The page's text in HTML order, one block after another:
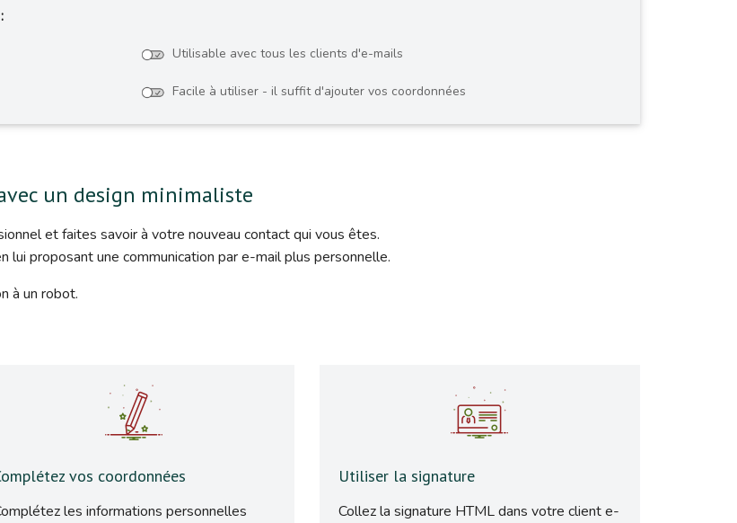
Utilisable avec tous les clients d'e-mails
Facile à utiliser - il suffit d'ajouter vos coordonnées
un design minimaliste
et faites savoir à votre nouveau contact qui vous êtes.
proposant une communication par e-mail plus personnelle.
à un robot.
vos coordonnées
les informations personnelles
Utiliser la signature
Collez la signature HTML dans votre client e-